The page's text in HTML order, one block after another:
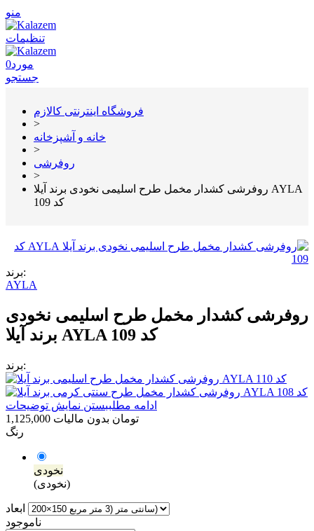
منو
تنظیمات
0مورد
جستجو
فروشگاه اینترنتی کالازم
>
خانه و آشپزخانه
>
روفرشی
>
روفرشی کشدار مخمل طرح اسلیمی نخودی برند آیلا AYLA
کد 109
برند:
AYLA
روفرشی کشدار مخمل طرح اسلیمی نخودی
برند آیلا AYLA کد 109
برند:
ادامه مطلببستن نمایش توضیحات
1,125,000 تومان بدون مالیات
رنگ
نخودی
(نخودی)
ابعاد
ناموجود